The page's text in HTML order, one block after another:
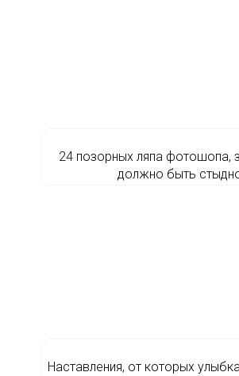
24 позорных ляпа фотошопа,
должно быть
Наставления, от которых